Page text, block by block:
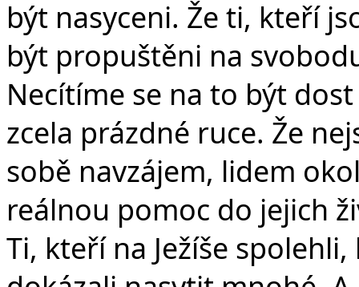
být nasyceni. Že ti, kteří
být propuštěni na
Necítíme se na to být
zcela prázdné ruce. Že
sobě navzájem, lidem
reálnou pomoc do jejich
Ti, kteří na Ježíše